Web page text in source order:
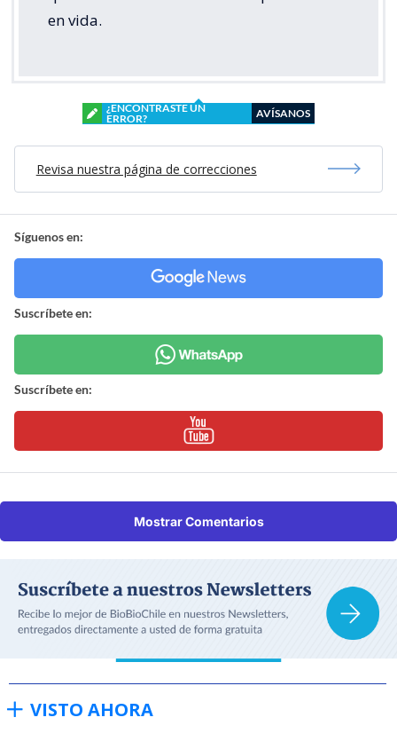
en vida.
¿ENCONTRASTE UN
ERROR?
AVÍSANOS
Revisa nuestra página de correcciones
Síguenos en:
Suscríbete en:
Suscríbete en:
Mostrar Comentarios
VISTO AHORA